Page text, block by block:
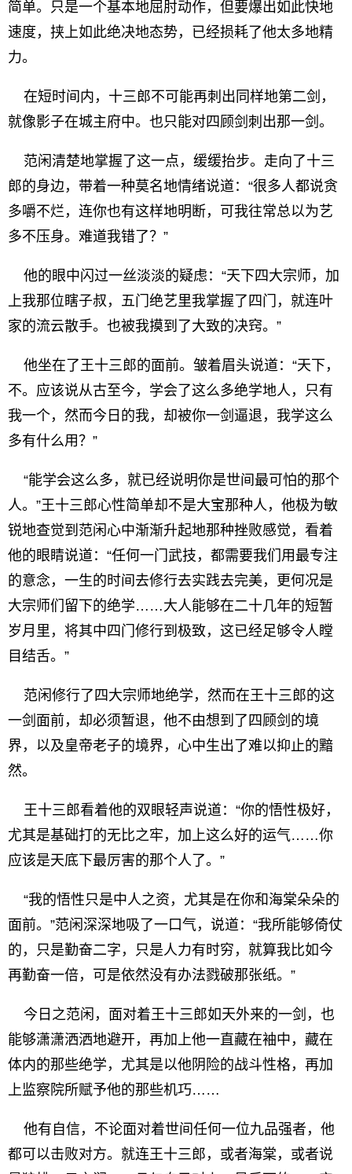
简单。只是一个基本地屈肘动作，但要爆出如此快地
速度，挟上如此绝决地态势，已经损耗了他太多地精
力。
在短时间内，十三郎不可能再刺出同样地第二剑，
就像影子在城主府中。也只能对四顾剑刺出那一剑。
范闲清楚地掌握了这一点，缓缓抬步。走向了十三
郎的身边，带着一种莫名地情绪说道：“很多人都说贪
多嚼不烂，连你也有这样地明断，可我往常总以为艺
多不压身。难道我错了？”
他的眼中闪过一丝淡淡的疑虑：“天下四大宗师，加
上我那位瞎子叔，五门绝艺里我掌握了四门，就连叶
家的流云散手。也被我摸到了大致的决窍。”
他坐在了王十三郎的面前。皱着眉头说道：“天下，
不。应该说从古至今，学会了这么多绝学地人，只有
我一个，然而今日的我，却被你一剑逼退，我学这么
多有什么用？”
“能学会这么多，就已经说明你是世间最可怕的那个
人。”王十三郎心性简单却不是大宝那种人，他极为敏
锐地查觉到范闲心中渐渐升起地那种挫败感觉，看着
他的眼睛说道：“任何一门武技，都需要我们用最专注
的意念，一生的时间去修行去实践去完美，更何况是
大宗师们留下的绝学……大人能够在二十几年的短暂
岁月里，将其中四门修行到极致，这已经足够令人瞠
目结舌。”
范闲修行了四大宗师地绝学，然而在王十三郎的这
一剑面前，却必须暂退，他不由想到了四顾剑的境
界，以及皇帝老子的境界，心中生出了难以抑止的黯
然。
王十三郎看着他的双眼轻声说道：“你的悟性极好，
尤其是基础打的无比之牢，加上这么好的运气……你
应该是天底下最厉害的那个人了。”
“我的悟性只是中人之资，尤其是在你和海棠朵朵的
面前。”范闲深深地吸了一口气，说道：“我所能够倚仗
的，只是勤奋二字，只是人力有时穷，就算我比如今
再勤奋一倍，可是依然没有办法戮破那张纸。”
今日之范闲，面对着王十三郎如天外来的一剑，也
能够潇潇洒洒地避开，再加上他一直藏在袖中，藏在
体内的那些绝学，尤其是以他阴险的战斗性格，再加
上监察院所赋予他的那些机巧……
他有自信，不论面对着世间任何一位九品强者，他
都可以击败对方。就连王十三郎，或者海棠，或者说